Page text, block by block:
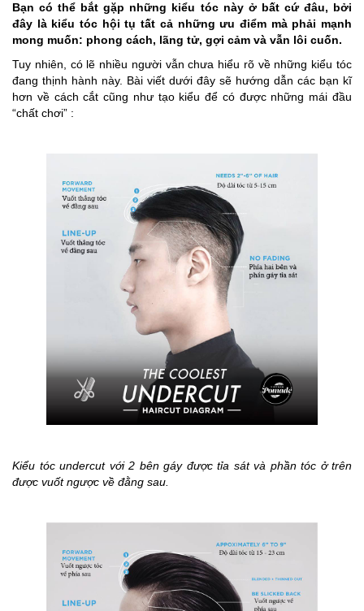
Bạn có thể bắt gặp những kiểu tóc này ở bất cứ đâu, bởi
đây là kiểu tóc hội tụ tất cả những ưu điểm mà phải mạnh
mong muốn: phong cách, lãng tử, gợi cảm và vẫn lôi cuốn.
Tuy nhiên, có lẽ nhiều người vẫn chưa hiểu rõ về những kiểu tóc
đang thịnh hành này. Bài viết dưới đây sẽ hướng dẫn các bạn kĩ
hơn về cách cắt cũng như tạo kiểu để có được những mái đầu
“chất chơi” :
Kiểu tóc undercut với 2 bên gáy được tỉa sát và phần tóc ở trên
được vuốt ngược về đằng sau.